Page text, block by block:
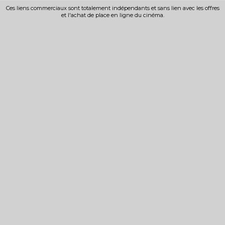
Ces liens commerciaux sont totalement indépendants et sans lien avec les offres
et l'achat de place en ligne du cinéma.